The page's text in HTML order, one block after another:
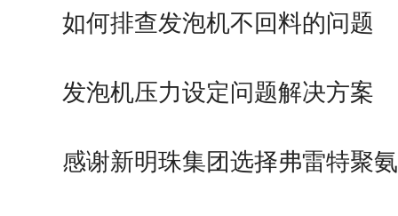
如何排查发泡机不回料的问题
发泡机压力设定问题解决方案
感谢新明珠集团选择弗雷特聚